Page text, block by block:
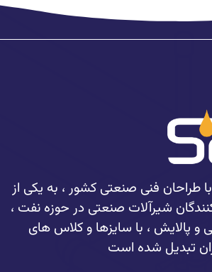
طراحان فنی صنعتی کشور ، به یکی از
شیرآلات صنعتی در حوزه نفت ،
و پالایش ، با سایزها و کلاس های
تبدیل شده است